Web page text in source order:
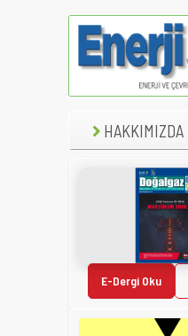
HAKKIMIZDA
E-Dergi Oku